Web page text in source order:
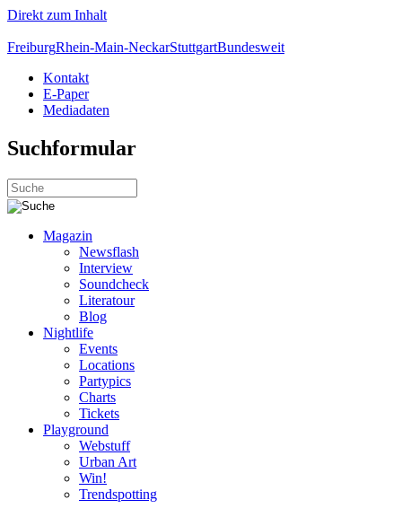
Direkt zum Inhalt
FreiburgRhein-Main-NeckarStuttgartBundesweit
Kontakt
E-Paper
Mediadaten
Suchformular
Magazin
Newsflash
Interview
Soundcheck
Literatour
Blog
Nightlife
Events
Locations
Partypics
Charts
Tickets
Playground
Webstuff
Urban Art
Win!
Trendspotting